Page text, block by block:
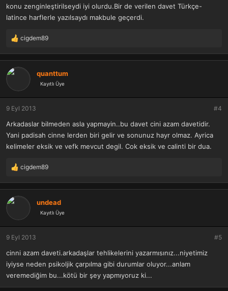
konu zenginleştirilseydi iyi olurdu.Bir de verilen davet Türkçe-
latince harflerle yazılsaydı makbule geçerdi.
T
p
k
l
e
r
cigdem89
quanttum
Kayıtlı Üye
9 Eyl 2013 #4
Arkadaslar bilmeden asla yapmayin..bu davet cini azam davetidir.
Yani padisah cinne lerden biri gelir ve sonunuz hayr olmaz. Ayrica
kelimeler eksik ve vefk mevcut degil. Cok eksik ve calinti bir dua.
T
p
k
l
e
r
cigdem89
undead
Kayıtlı Üye
9 Eyl 2013 #5
cinni azam daveti.arkadaşlar tehlikelerini yazarmısınız...niyetimiz
iyiyse neden psikoljik çarpılma gibi durumlar oluyor...anlam
veremediğim bu...kötü bir şey yapmıyoruz ki...